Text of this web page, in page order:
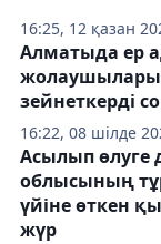
16:25, 12 қазан
16:22, 08 шілде
Алматыда ер
зейнеткерді
Асылып
облысының
үйіне өткен
жүр